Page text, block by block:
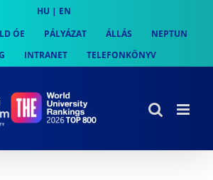
HU | EN
ÓE PÁLYÁZAT ÁLLÁS
NEPTUN
INTRANET TELEFONKÖNYV